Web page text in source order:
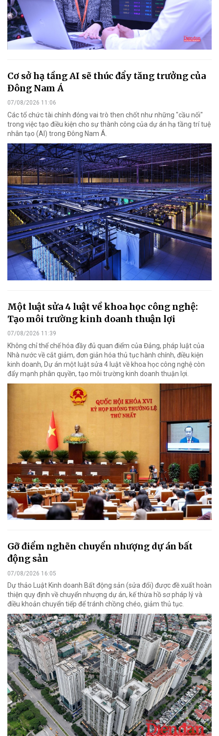
Cơ sở hạ tầng AI sẽ thúc đẩy tăng trưởng của
Đông Nam Á
07/08/2026 11:06
Các tổ chức tài chính đóng vai trò then chốt như những "cầu nối"
trong việc tạo điều kiện cho sự thành công của dự án hạ tầng trí tuệ
nhân tạo (AI) trong Đông Nam Á.
Một luật sửa 4 luật về khoa học công nghệ:
Tạo môi trường kinh doanh thuận lợi
07/08/2026 11:39
Không chỉ thể chế hóa đầy đủ quan điểm của Đảng, pháp luật của
Nhà nước về cắt giảm, đơn giản hóa thủ tục hành chính, điều kiện
kinh doanh, Dự án một luật sửa 4 luật về khoa học công nghệ còn
đẩy mạnh phân quyền, tạo môi trường kinh doanh thuận lợi.
Gỡ điểm nghẽn chuyển nhượng dự án bất
động sản
07/08/2026 16:05
Dự thảo Luật Kinh doanh Bất động sản (sửa đổi) được đề xuất hoàn
thiện quy định về chuyển nhượng dự án, kế thừa hồ sơ pháp lý và
điều khoản chuyển tiếp để tránh chồng chéo, giảm thủ tục.